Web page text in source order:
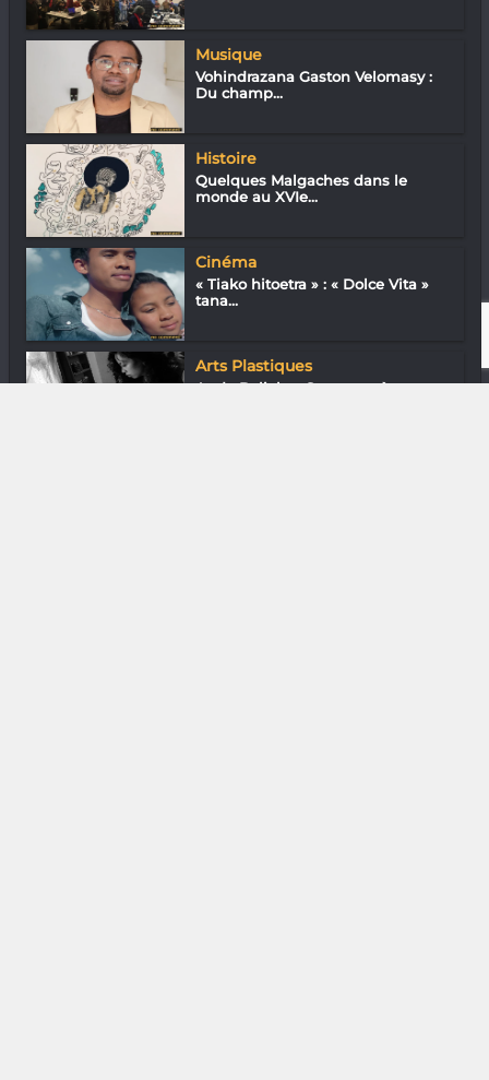
Musique
Vohindrazana Gaston Velomasy :
Du champ...
Histoire
Quelques Malgaches dans le
monde au XVIe...
Cinéma
« Tiako hitoetra » : « Dolce Vita »
tana...
Arts Plastiques
Ando Baliaka : Se mettre à nue